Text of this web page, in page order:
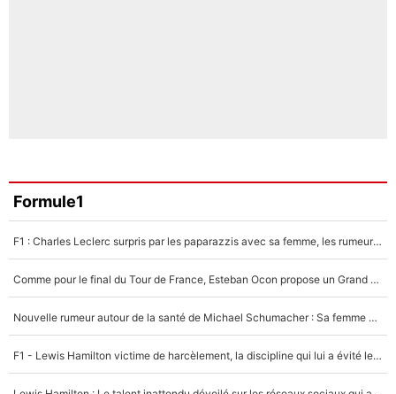
Formule1
F1 : Charles Leclerc surpris par les paparazzis avec sa femme, les rumeurs étaient vraies !
Comme pour le final du Tour de France, Esteban Ocon propose un Grand Prix de Formule 1 à Paris : «Autour de l’Arc de Triomphe, ce serait génial» !
Nouvelle rumeur autour de la santé de Michael Schumacher : Sa femme Corinna sort du silence
F1 - Lewis Hamilton victime de harcèlement, la discipline qui lui a évité le pire : «J'aurais probablement mal tourné»